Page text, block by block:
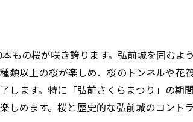
もの桜が咲き誇ります。弘前城を囲むよ
類以上の桜が楽しめ、桜のトンネルや花
します。特に「弘前さくらまつり」の期
しめます。桜と歴史的な弘前城のコント